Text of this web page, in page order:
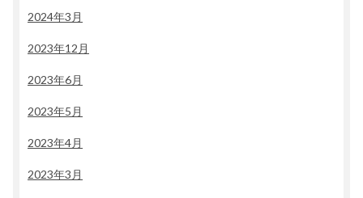
2024年3月
2023年12月
2023年6月
2023年5月
2023年4月
2023年3月